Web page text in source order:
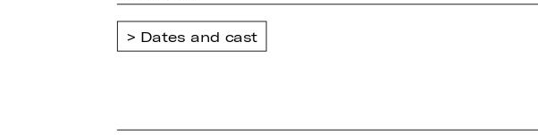
Dates and cast